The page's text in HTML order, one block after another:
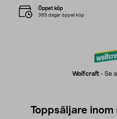
Wolfcraft - Se
Öppet köp
365 dagar öppet köp
Toppsäljare